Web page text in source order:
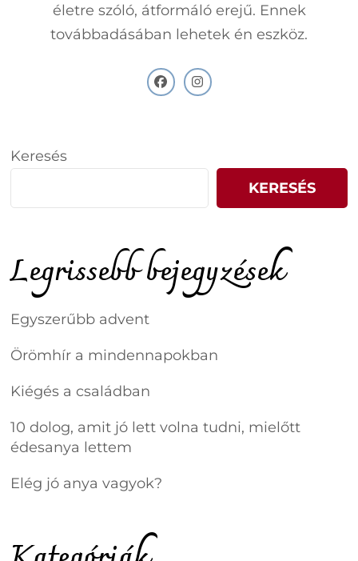
életre szóló, átformáló erejű. Ennek
továbbadásában lehetek én eszköz.
Keresés
KERESÉS
Legrissebb bejegyzések
Egyszerűbb advent
Örömhír a mindennapokban
Kiégés a családban
10 dolog, amit jó lett volna tudni, mielőtt
édesanya lettem
Elég jó anya vagyok?